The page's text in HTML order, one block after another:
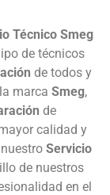
Técnico Smeg
de técnicos
de todos y
marca Smeg,
de
calidad y
Servicio
de nuestros
en el